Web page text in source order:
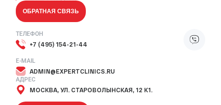
ОБРАТНАЯ СВЯЗЬ
ТЕЛЕФОН
+7 (495) 154-21-44
E-MAIL
ADMIN@EXPERTCLINICS.RU
АДРЕС
МОСКВА, УЛ. СТАРОВОЛЫНСКАЯ, 12 К1.